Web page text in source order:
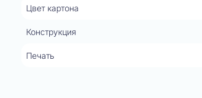
Цвет картона
Конструкция
Печать